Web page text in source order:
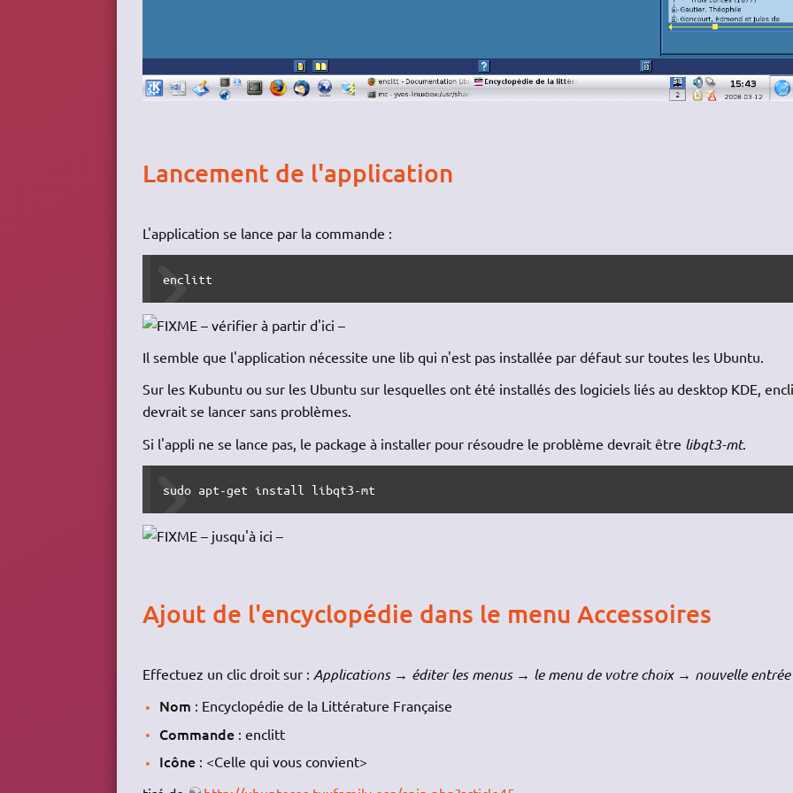
Lancement de l'application
L'application se lance par la commande :
enclitt
– vérifier à partir d'ici –
Il semble que l'application nécessite une lib qui n'est pas installée par défaut sur toutes les Ubuntu.
Sur les Kubuntu ou sur les Ubuntu sur lesquelles ont été installés des logiciels liés au desktop KDE,
devrait se lancer sans problèmes.
Si l'appli ne se lance pas, le package à installer pour résoudre le problème devrait être libqt3-mt.
sudo apt-get install libqt3-mt
– jusqu'à ici –
Ajout de l'encyclopédie dans le menu Accessoires
Effectuez un clic droit sur : Applications → éditer les menus → le menu de votre choix → nouvelle entrée
Nom : Encyclopédie de la Littérature Française
Commande : enclitt
Icône : <Celle qui vous convient>